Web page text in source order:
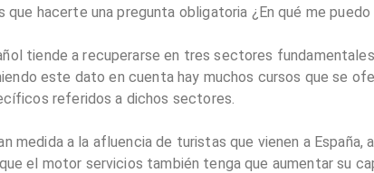
hacerte una pregunta obligatoria ¿En qué me puedo
tiende a recuperarse en tres sectores
este dato en cuenta hay muchos cursos que se
referidos a dichos sectores.
a la afluencia de turistas que vienen a
el motor servicios también tenga que aumentar su